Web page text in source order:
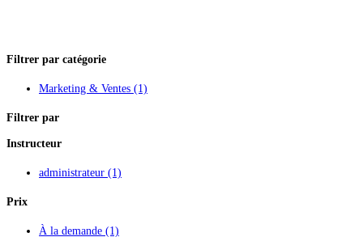
Filtrer par catégorie
Marketing & Ventes (1)
Filtrer par
Instructeur
administrateur (1)
Prix
À la demande (1)